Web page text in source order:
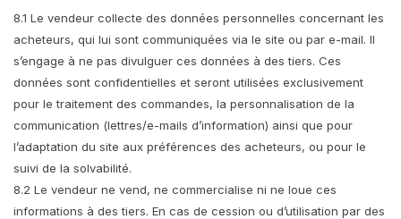
8.1 Le vendeur collecte des données personnelles concernant les
acheteurs, qui lui sont communiquées via le site ou par e-mail. Il
s’engage à ne pas divulguer ces données à des tiers. Ces
données sont confidentielles et seront utilisées exclusivement
pour le traitement des commandes, la personnalisation de la
communication (lettres/e-mails d’information) ainsi que pour
l’adaptation du site aux préférences des acheteurs, ou pour le
suivi de la solvabilité.
8.2 Le vendeur ne vend, ne commercialise ni ne loue ces
informations à des tiers. En cas de cession ou d’utilisation par des